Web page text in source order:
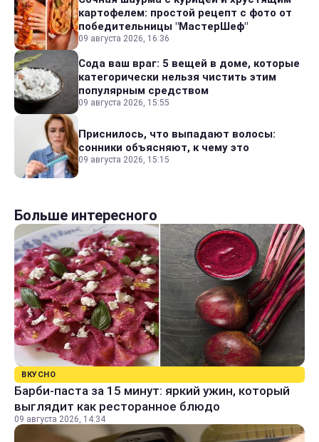
картофелем: простой рецепт с фото от
победительницы "МастерШеф"
09 августа 2026, 16:36
Сода ваш враг: 5 вещей в доме, которые
категорически нельзя чистить этим
популярным средством
09 августа 2026, 15:55
Приснилось, что выпадают волосы:
сонники объясняют, к чему это
09 августа 2026, 15:15
Больше интересного
ВКУСНО
Барби-паста за 15 минут: яркий ужин, который
выглядит как ресторанное блюдо
09 августа 2026, 14:34